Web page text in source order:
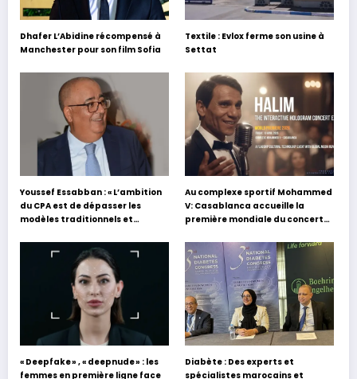
Dhafer L’Abidine récompensé à
Manchester pour son film Sofia
Textile : Evlox ferme son usine à
Settat
Youssef Essabban : « L’ambition
du CPA est de dépasser les
modèles traditionnels et
s’appuyant sur le partage des
expériences »
Au complexe sportif Mohammed
V: Casablanca accueille la
première mondiale du concert
« Deepfake » , « deepnude » : les
femmes en première ligne face
Diabète : Des experts et
spécialistes marocains et